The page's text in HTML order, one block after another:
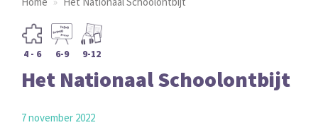
4 - 6 6-9 9-12
Het Nationaal Schoolontbijt
7 november 2022